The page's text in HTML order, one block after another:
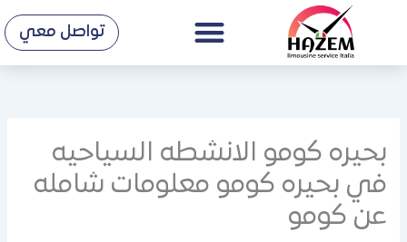
Menu تواصل معي
بحيره كومو الانشطه السياحيه
في بحيره كومو معلومات شامله
عن كومو